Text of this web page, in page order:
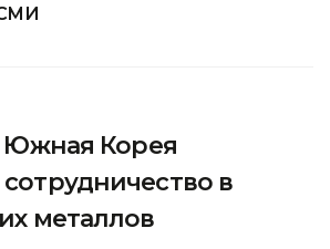
Южная Корея
в
металлов